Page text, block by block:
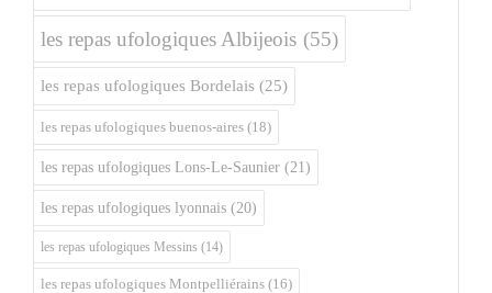
les repas ufologiques Albijeois (55)
les repas ufologiques Bordelais (25)
les repas ufologiques buenos-aires (18)
les repas ufologiques Lons-Le-Saunier (21)
les repas ufologiques lyonnais (20)
les repas ufologiques Messins (14)
les repas ufologiques Montpelliérains (16)